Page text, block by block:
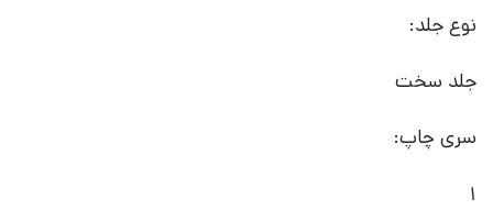
نوع جلد:
جلد سخت
سری چاپ:
1